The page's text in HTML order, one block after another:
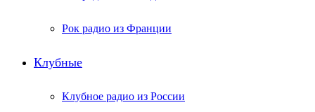
Рок радио из Франции
Клубные
Клубное радио из России